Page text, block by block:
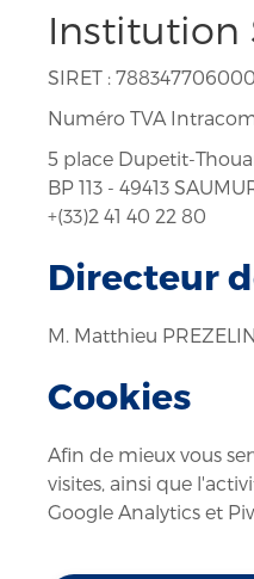
Institution
SIRET :
Numéro TVA
5 place Dupetit-
BP 113 - 49413
+(33)2 41 40 22 80
Directeur
M. Matthieu PREZELIN
Cookies
Afin de mieux vous
visites, ainsi que
Google Analytics et